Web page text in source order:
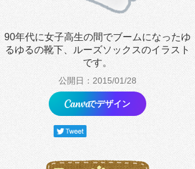
90年代に女子高生の間でブームになったゆ
るゆるの靴下、ルーズソックスのイラスト
です。
公開日：2015/01/28
でデザイン